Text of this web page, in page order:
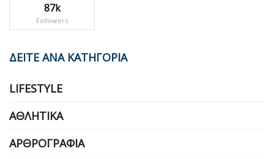
87k
Followers
ΔΕΙΤΕ ΑΝΑ ΚΑΤΗΓΟΡΙΑ
LIFESTYLE
ΑΘΛΗΤΙΚΆ
ΑΡΘΡΟΓΡΑΦΊΑ